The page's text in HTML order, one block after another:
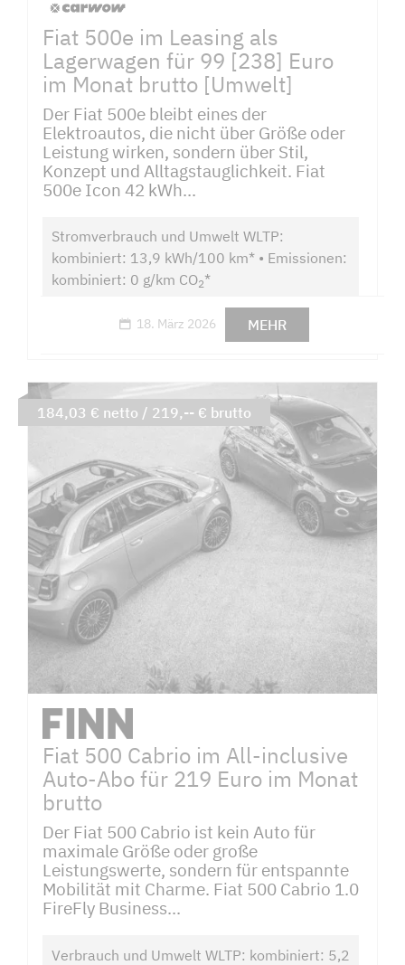
Fiat 500e im Leasing als
Lagerwagen für 99 [238] Euro
im Monat brutto [Umwelt]
Der Fiat 500e bleibt eines der
Elektroautos, die nicht über Größe oder
Leistung wirken, sondern über Stil,
Konzept und Alltagstauglichkeit. Fiat
500e Icon 42 kWh...
Stromverbrauch und Umwelt WLTP:
kombiniert: 13,9 kWh/100 km* • Emissionen:
kombiniert: 0 g/km CO2*
18. März 2026 MEHR
Fiat 500 Cabrio im All-inclusive
Auto-Abo für 219 Euro im Monat
brutto
Der Fiat 500 Cabrio ist kein Auto für
maximale Größe oder große
Leistungswerte, sondern für entspannte
Mobilität mit Charme. Fiat 500 Cabrio 1.0
FireFly Business...
Verbrauch und Umwelt WLTP: kombiniert: 5,2
184,03 € netto / 219,-- € brutto